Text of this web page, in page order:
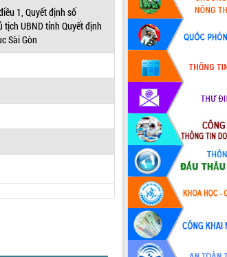
1, Quyết định số
UBND tỉnh Quyết định
Sài Gòn